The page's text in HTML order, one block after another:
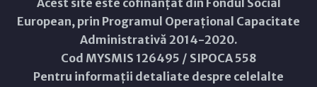
Acest site este cofinanțat din Fondul Social
European, prin Programul Operațional Capacitate
Administrativă 2014-2020.
Cod MYSMIS 126495 / SIPOCA 558
Pentru informații detaliate despre celelalte